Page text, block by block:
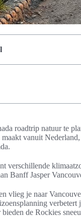
roadtrip natuur te
maakt vanuit
verschillende
Banff Jasper
vlieg je naar
de Rockies